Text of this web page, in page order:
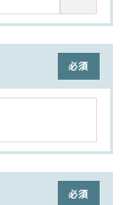
(必須)